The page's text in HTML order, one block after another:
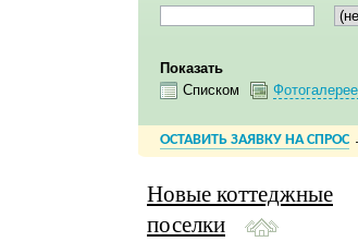
Показать
Списком
ОСТАВИТЬ ЗАЯВКУ НА СПРОС
Новые коттеджные
поселки